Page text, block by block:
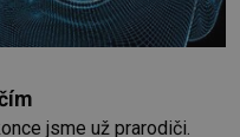
jsme už prarodiči.